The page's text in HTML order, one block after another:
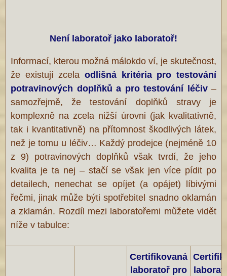
Není laboratoř jako laboratoř!
Informací, kterou možná málokdo ví, je skutečnost,
že existují zcela odlišná kritéria pro testování
potravinových doplňků a pro testování léčiv –
samozřejmě, že testování doplňků stravy je
komplexně na zcela nižší úrovni (jak kvalitativně,
tak i kvantitativně) na přítomnost škodlivých látek,
než je tomu u léčiv… Každý prodejce (nejméně 10
z 9) potravinových doplňků však tvrdí, že jeho
kvalita je ta nej – stačí se však jen více pídit po
detailech, nenechat se opíjet (a opájet) líbivými
řečmi, jinak může býti spotřebitel snadno oklamán
a zklamán. Rozdíl mezi laboratořemi můžete vidět
níže v tabulce:
Certifikovaná
laboratoř pro